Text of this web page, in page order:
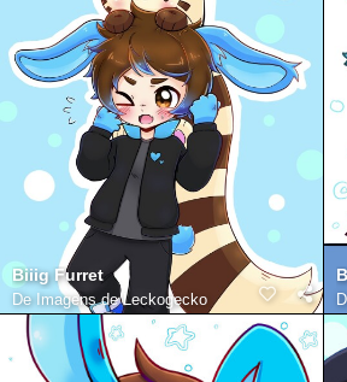
Biiig Furret
De Imagens de Leckogecko